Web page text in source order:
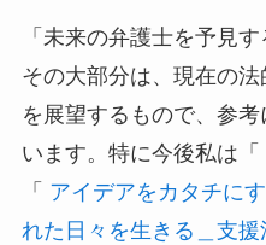
「未来の弁護士を予見
その大部分は、現在の
を展望するもので、参
います。特に今後私は「
「 アイデアをカタチに
れた日々を生きる＿支援